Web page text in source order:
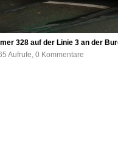
328 auf der Linie 3 an der
Aufrufe, 0 Kommentare